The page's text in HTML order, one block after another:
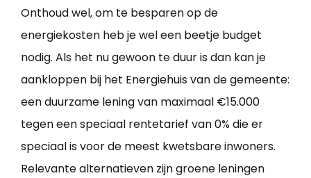
Onthoud wel, om te besparen op de
energiekosten heb je wel een beetje budget
nodig. Als het nu gewoon te duur is dan kan je
aankloppen bij het Energiehuis van de gemeente:
een duurzame lening van maximaal €15.000
tegen een speciaal rentetarief van 0% die er
speciaal is voor de meest kwetsbare inwoners.
Relevante alternatieven zijn groene leningen